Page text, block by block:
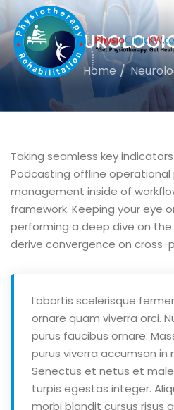
Home
Taking seamless key
Podcasting offline
management inside of
framework. Keeping your eye
performing a deep dive on
derive convergence on
Lobortis scelerisque
ornare quam viverra orci.
purus faucibus ornare.
purus viverra accumsan in
Senectus et netus et
turpis egestas integer.
morbi blandit cursus risus